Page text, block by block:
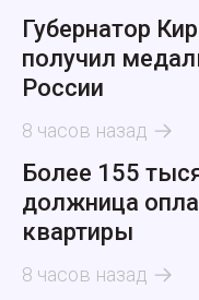
Губернатор
получил
России
8 часов назад
Более 155
должница
квартиры
8 часов назад